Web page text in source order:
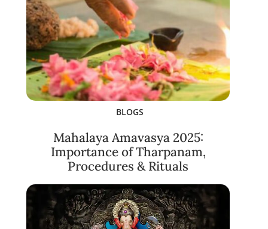
BLOGS
Mahalaya Amavasya 2025:
Importance of Tharpanam,
Procedures & Rituals